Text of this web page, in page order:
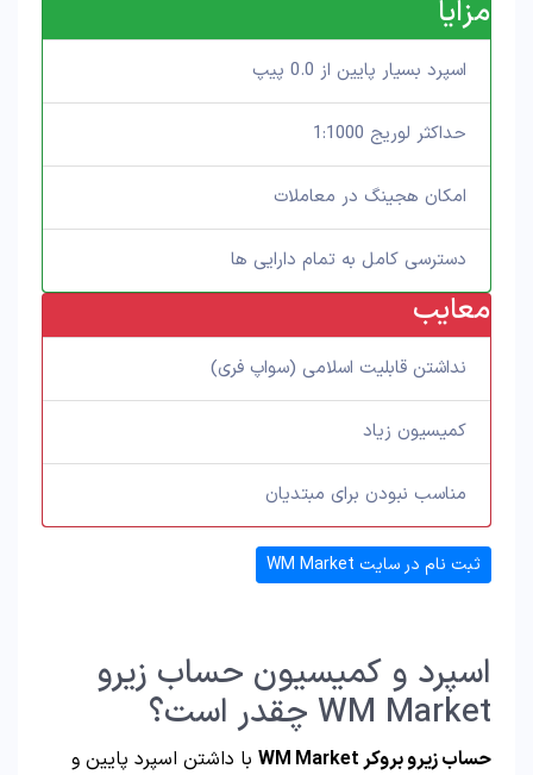
مزایا
اسپرد بسیار پایین از 0.0 پیپ
حداکثر لوریج 1:1000
امکان هجینگ در معاملات
دسترسی کامل به تمام دارایی ها
معایب
نداشتن قابلیت اسلامی (سواپ فری)
کمیسیون زیاد
مناسب نبودن برای مبتدیان
ثبت نام در سایت WM Market
اسپرد و کمیسیون حساب زیرو
WM Market چقدر است؟
حساب زیرو بروکر WM Market
با داشتن اسپرد پایین و